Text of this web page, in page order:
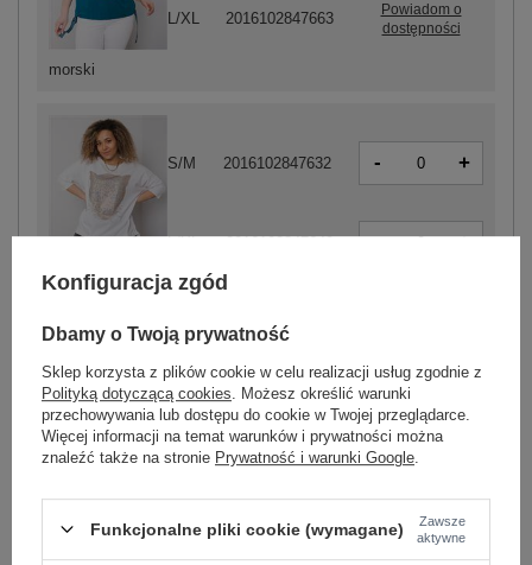
biały
S/M 2016102847632 - +
L/XL 2016102847649 - +
morski
L/XL 2016102847663
Powiadom o
dostępności
S/M 2016102847670 - +
Konfiguracja zgód
Dbamy o Twoją prywatność
Sklep korzysta z plików cookie w celu realizacji usług zgodnie z
Polityką dotyczącą cookies . Możesz określić warunki
przechowywania lub dostępu do cookie w Twojej przeglądarce.
Więcej informacji na temat warunków i prywatności można
znaleźć także na stronie Prywatność i warunki Google
Funkcjonalne pliki cookie (wymagane)
Zawsze
aktywne